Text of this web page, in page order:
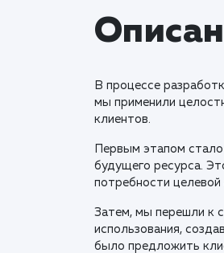
В процессе
мы применили
клиентов.
Первым этапом
будущего ресурса.
потребности целевой
Затем, мы перешли к
использования,
было предложить